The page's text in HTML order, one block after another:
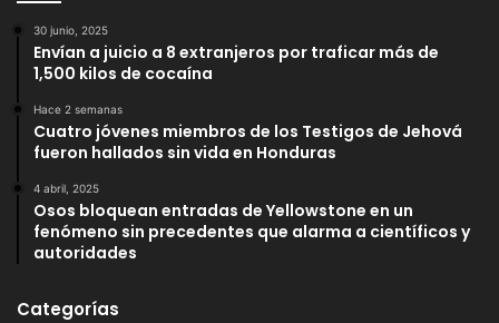
30 junio, 2025
Envían a juicio a 8 extranjeros por traficar más de
1,500 kilos de cocaína
Hace 2 semanas
Cuatro jóvenes miembros de los Testigos de Jehová
fueron hallados sin vida en Honduras
4 abril, 2025
Osos bloquean entradas de Yellowstone en un
fenómeno sin precedentes que alarma a científicos y
autoridades
Categorías